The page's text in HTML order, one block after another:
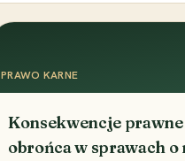
PRAWO KARNE
Konsekwencje
obrońca w sprawach o